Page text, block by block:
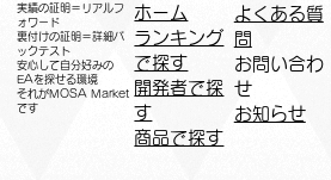
実績の証明＝リアルフ
ォワード
裏付けの証明＝詳細バ
ックテスト
安心して自分好みの
EAを探せる環境
​それがMOSA Market
です
ホーム
ランキング
で探す
開発者で探
す
商品で探す
よくある質
問
お問い合わ
せ
お知らせ